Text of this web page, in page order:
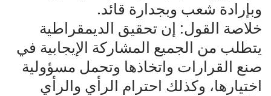
وبإرادة شعب وبجدارة قائد.
خلاصة القول: إن تحقيق الديمقراطية
يتطلب من الجميع المشاركة الإيجابية في
صنع القرارات واتخاذها وتحمل مسؤولية
اختيارها، وكذلك احترام الرأي والرأي